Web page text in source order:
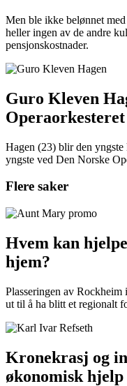
Men ble ikke belønnet
heller ingen av de andre
pensjonskostnader.
Guro Kleven
Operaorkesteret
Hagen (23) blir den yngste
yngste ved Den Norske
Flere saker
Hvem kan
hjem?
Plasseringen av
ut til å ha blitt et regionalt
Kronekrasj og
økonomisk